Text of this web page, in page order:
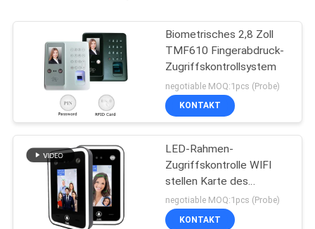
Biometrisches 2,8 Zoll
TMF610 Fingerabdruck-
Zugriffskontrollsystem
negotiable MOQ:1pcs (Probe)
KONTAKT
LED-Rahmen-
Zugriffskontrolle WIFI
stellen Karte des
Scanner-125Khz
13.56Mhz gegenüber
negotiable MOQ:1pcs (Probe)
KONTAKT